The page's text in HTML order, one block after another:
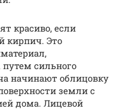
красиво, если
кирпич. Это
сильного
начинают облицовку
земли с
дома. Лицевой